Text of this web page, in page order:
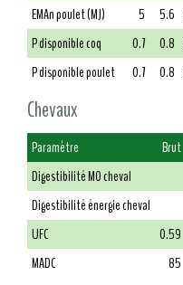
EMAn poulet (MJ)
5 5.6
P disponible coq
0.7 0.8
P disponible poulet
0.7 0.8
Chevaux
Paramètre Brut
Digestibilité MO cheval
Digestibilité énergie cheval
UFC
0.59
MADC
85